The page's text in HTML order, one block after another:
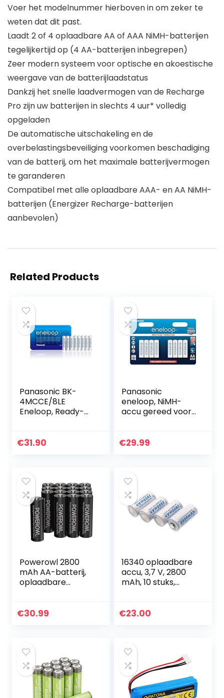
Voer het modelnummer hierboven in om zeker te
weten dat dit past.
Laadt 2 of 4 oplaadbare AA of AAA NiMH-batterijen
tegelijkertijd op (4 AA-batterijen inbegrepen)
Zeer modern systeem voor optische en akoestische
weergave van de batterijlaadstatus
Dankzij het snelle laadvermogen van de Recharge
Pro zijn uw batterijen in slechts 4 uur* volledig
opgeladen
De automatische uitschakeling en de
overbelastingsbeveiliging voorkomen beschadiging
van de batterij, om het maximale batterijvermogen
te garanderen
Compatibel met alle oplaadbare AAA- en AA NiMH-
batterijen (Energizer Recharge-batterijen
aanbevolen)
Related Products
Panasonic BK-
4MCCE/8LE
Eneloop, Ready-
per Verpakking,
€31.90
Panasonic
eneloop, NiMH-
accu gereed voor
verpakking van 8,
€29.99
Powerowl 2800
mAh AA-batterij,
oplaadbare
cycli, oplaadbare
€30.99
16340 oplaadbare
accu, 3,7 V, 2800
mAh, 10 stuks,
lithium Li-ion
€23.00